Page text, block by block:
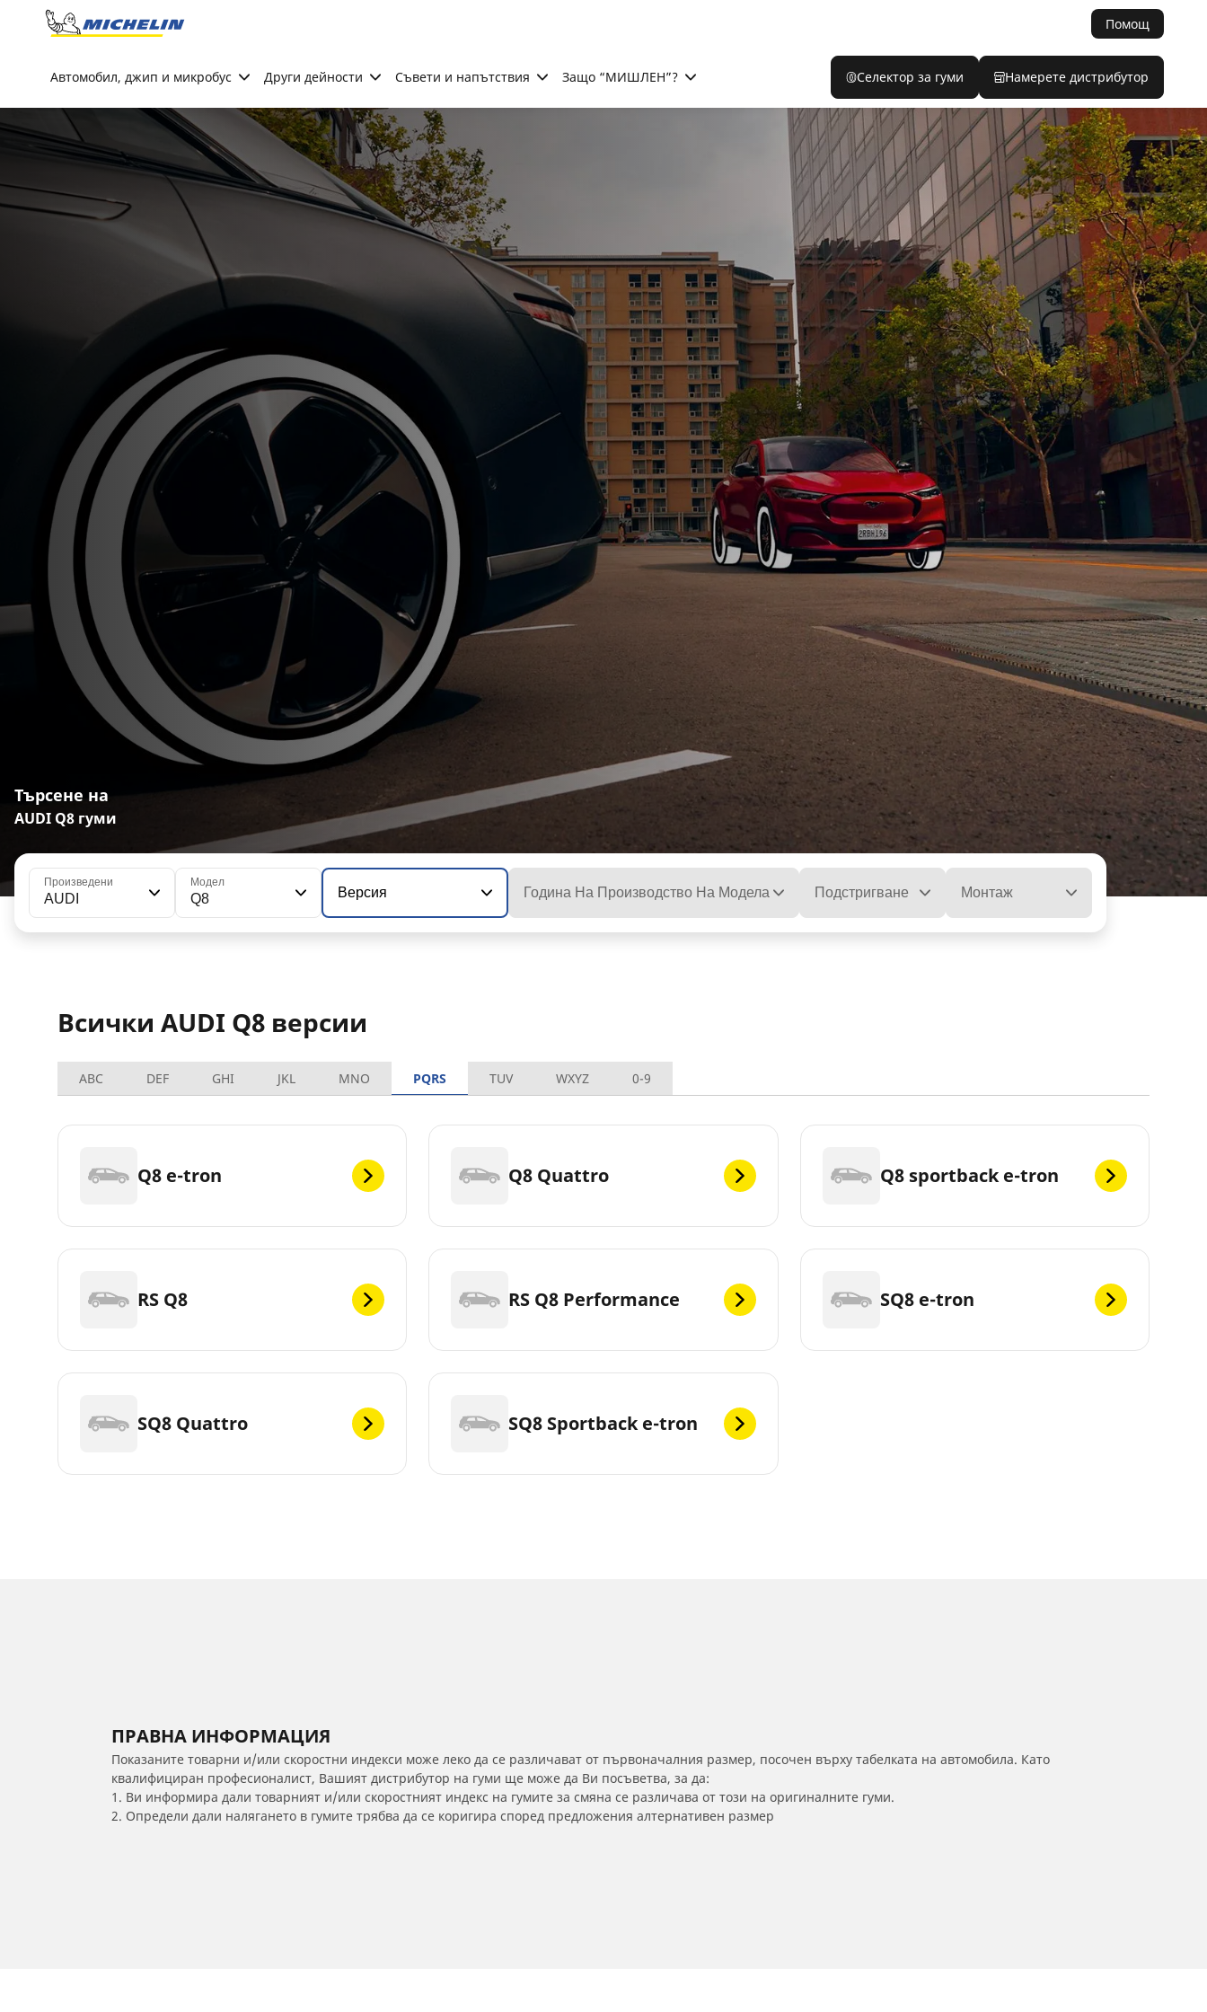
Go to page content
Помощ
Автомобил, джип и микробус Други дейности Съвети и напътствия Защо “МИШЛЕН”? Селектор за гуми Намерете дистрибутор
Търсене на
AUDI Q8 гуми
Произведени
AUDI
Модел
Q8 Версия Година На Производство На Модела Подстригване Монтаж
Всички AUDI Q8 версии
ABC DEF GHI JKL MNO PQRS TUV WXYZ 0-9
Q8 e-tron Q8 Quattro Q8 sportback e-tron
RS Q8 RS Q8 Performance SQ8 e-tron
SQ8 Quattro SQ8 Sportback e-tron
ПРАВНА ИНФОРМАЦИЯ
Показаните товарни и/или скоростни индекси може леко да се различават от първоначалния размер, посочен върху табелката на автомобила. Като
квалифициран професионалист, Вашият дистрибутор на гуми ще може да Ви посъветва, за да:
1. Ви информира дали товарният и/или скоростният индекс на гумите за смяна се различава от този на оригиналните гуми.
2. Определи дали налягането в гумите трябва да се коригира според предложения алтернативен размер